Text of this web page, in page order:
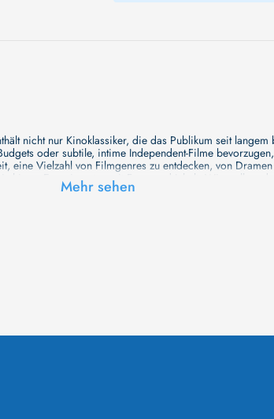
nicht nur Kinoklassiker, die das Publikum seit
oder subtile, intime Independent-Filme
Vielzahl von Filmgenres zu entdecken, von
hin zu Experimenten mit Form und Inhalt. Wir wollen,
Meisterwerke des unabhängigen Kinos zu zeigen,
Kinosaal haben oder die Atmosphäre
Sie ein, sich über das Programm der
einfach herausfinden, welches Kino in Ihrer Nähe die
Mehr sehen